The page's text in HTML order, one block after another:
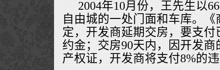
2004年10月份，王先生以
自由城的一处门面和车库。
定，开发商延期交房，要支
约金；交房90天内，因开发
产权证，开发商将支付8%的